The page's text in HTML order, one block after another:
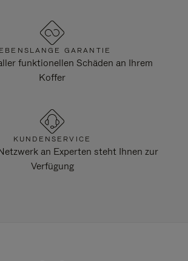
GARANTIE
funktionellen Schäden an Ihrem
Koffer
KUNDENSERVICE
an Experten steht Ihnen zur
Verfügung